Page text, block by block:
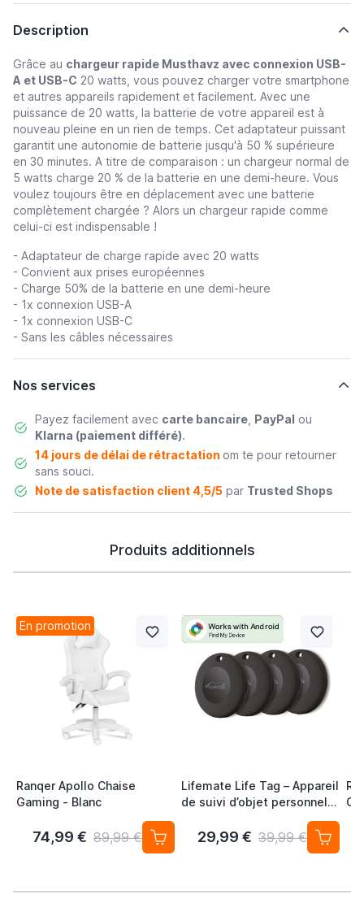
Description
Grâce au chargeur rapide Musthavz avec connexion USB-
A et USB-C 20 watts, vous pouvez charger votre smartphone
et autres appareils rapidement et facilement. Avec une
puissance de 20 watts, la batterie de votre appareil est à
nouveau pleine en un rien de temps. Cet adaptateur puissant
garantit une autonomie de batterie jusqu'à 50 % supérieure
en 30 minutes. A titre de comparaison : un chargeur normal de
5 watts charge 20 % de la batterie en une demi-heure. Vous
voulez toujours être en déplacement avec une batterie
complètement chargée ? Alors un chargeur rapide comme
celui-ci est indispensable !
- Adaptateur de charge rapide avec 20 watts
- Convient aux prises européennes
- Charge 50% de la batterie en une demi-heure
- 1x connexion USB-A
- 1x connexion USB-C
- Sans les câbles nécessaires
Nos services
Payez facilement avec carte bancaire, PayPal ou
Klarna (paiement différé).
14 jours de délai de rétractation om te pour retourner
sans souci.
Note de satisfaction client 4,5/5par Trusted Shops
Produits additionnels
En promotion
Ranqer Apollo Chaise
Gaming - Blanc
74,99 € 89,99 €
Lifemate Life Tag – Appareil
de suivi d’objet personnel
Localiser (lot de 4) Traceur
29,99 € 39,99 €